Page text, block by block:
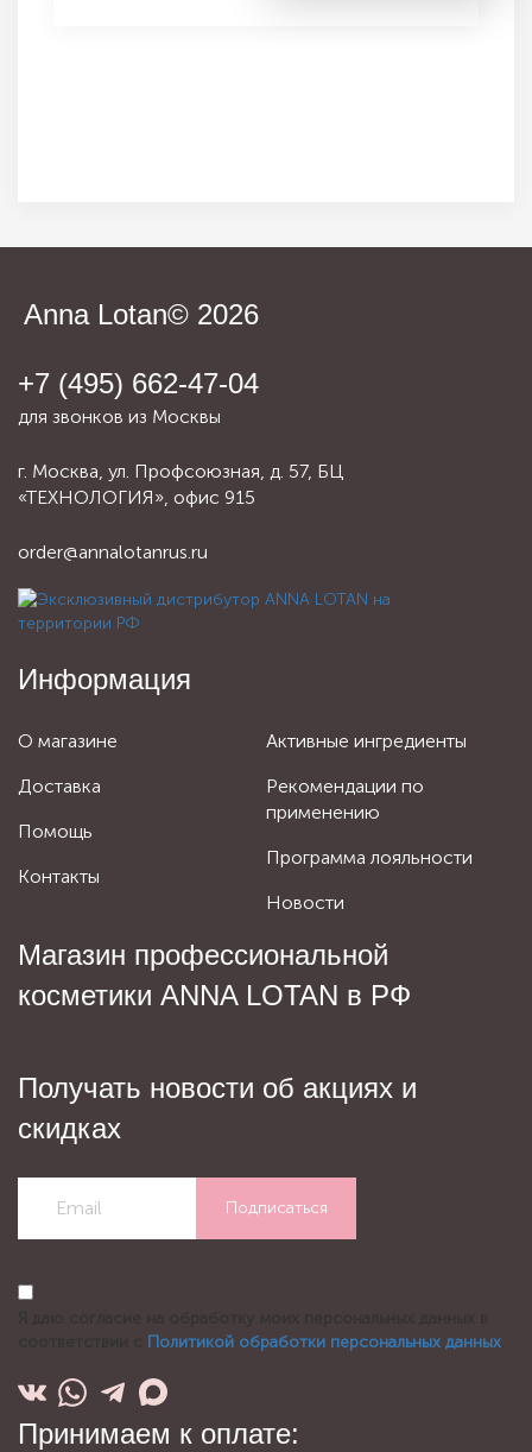
Anna Lotan© 2026
+7 (495) 662-47-04
для звонков из Москвы
г. Москва, ул. Профсоюзная, д. 57, БЦ
«ТЕХНОЛОГИЯ», офис 915
order@annalotanrus.ru
Информация
О магазине
Доставка
Помощь
Контакты
Активные ингредиенты
Рекомендации по
применению
Программа лояльности
Новости
Магазин профессиональной
косметики ANNA LOTAN в РФ
Получать новости об акциях и
скидках
Подписаться
Политикой обработки персональных данных
Принимаем к оплате: